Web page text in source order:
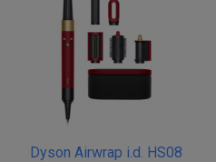
Dyson Airwrap i.d. HS08